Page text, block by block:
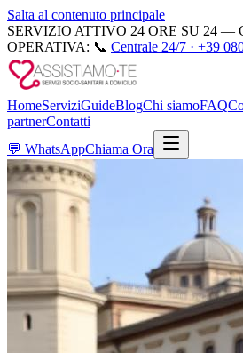
Salta al contenuto principale
SERVIZIO ATTIVO 24 ORE SU 24 —
OPERATIVA: 📞 Centrale 24/7 · +39
HomeServiziGuideBlogChi siamoFAQ
partnerContatti
💬 WhatsAppChiama Ora